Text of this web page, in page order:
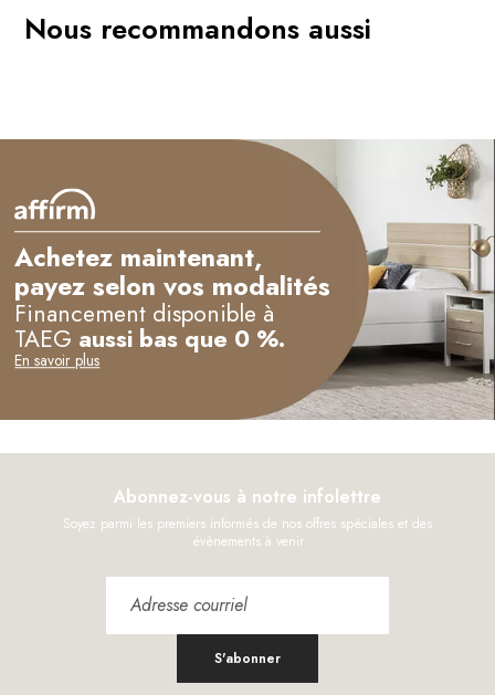
Nous recommandons aussi
Achetez maintenant,
payez selon vos modalités
Financement disponible à
TAEG aussi bas que 0 %.
En savoir plus
Abonnez-vous à notre infolettre
Soyez parmi les premiers informés de nos offres spéciales et des
évènements à venir
S'abonner